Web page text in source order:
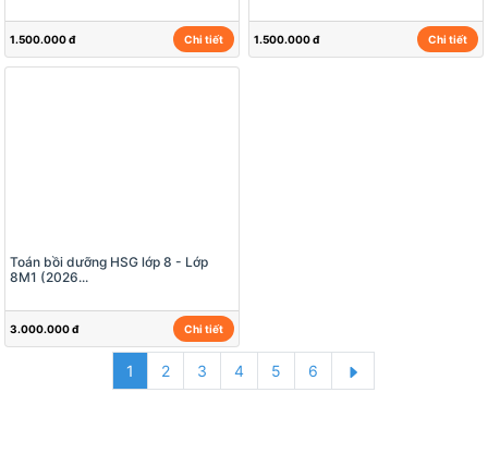
1.500.000 đ Chi tiết 1.500.000 đ Chi tiết
Toán bồi dưỡng HSG lớp 8 - Lớp
8M1 (2026...
3.000.000 đ Chi tiết
1 2 3 4 5 6